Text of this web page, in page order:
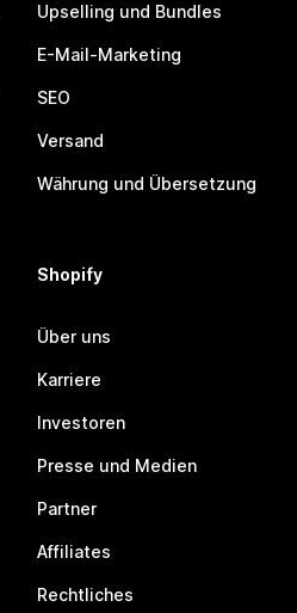
Upselling und Bundles
E-Mail-Marketing
SEO
Versand
Währung und Übersetzung
Shopify
Über uns
Karriere
Investoren
Presse und Medien
Partner
Affiliates
Rechtliches